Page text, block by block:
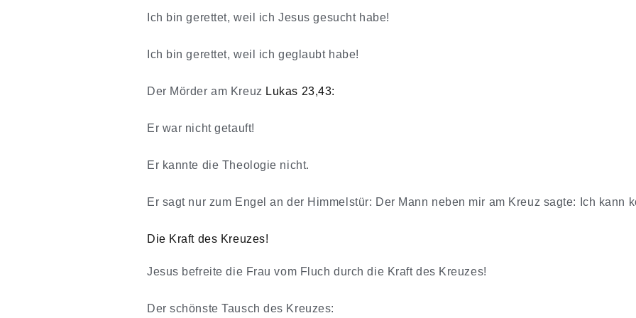
Ich bin gerettet, weil ich Jesus gesucht habe!
Ich bin gerettet, weil ich geglaubt habe!
Der Mörder am Kreuz Lukas 23,43:
Er war nicht getauft!
Er kannte die Theologie nicht.
Er sagt nur zum Engel an der Himmelstür: Der Mann neben mir am Kreuz sagte: Ich kann
Die Kraft des Kreuzes!
Jesus befreite die Frau vom Fluch durch die Kraft des Kreuzes!
Der schönste Tausch des Kreuzes: